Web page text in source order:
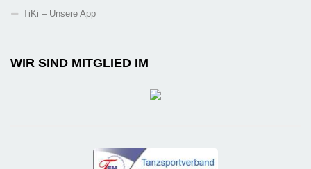
TiKi – Unsere App
WIR SIND MITGLIED IM